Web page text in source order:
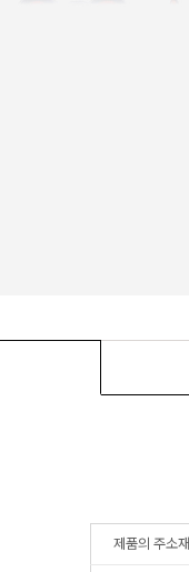
제품의 주소재